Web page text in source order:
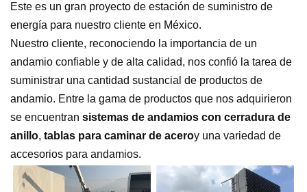
Este es un gran proyecto de estación de suministro de
energía para nuestro cliente en México.
Nuestro cliente, reconociendo la importancia de un
andamio confiable y de alta calidad, nos confió la tarea de
suministrar una cantidad sustancial de productos de
andamio. Entre la gama de productos que nos adquirieron
se encuentran sistemas de andamios con cerradura de
anillo, tablas para caminar de aceroy una variedad de
accesorios para andamios.